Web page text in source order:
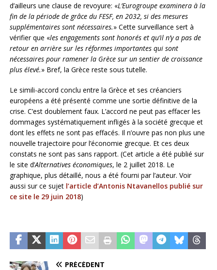
d’ailleurs une clause de revoyure: «L’Eurogroupe examinera à la
fin de la période de grâce du FESF, en 2032, si des mesures
supplémentaires sont nécessaires.» Cette surveillance sert à
vérifier que «les engagements sont honorés et qu’il n’y a pas de
retour en arrière sur les réformes importantes qui sont
nécessaires pour ramener la Grèce sur un sentier de croissance
plus élevé.» Bref, la Grèce reste sous tutelle.
Le simili-accord conclu entre la Grèce et ses créanciers
européens a été présenté comme une sortie définitive de la
crise. C’est doublement faux. L’accord ne peut pas effacer les
dommages systématiquement infligés à la société grecque et
dont les effets ne sont pas effacés. Il n’ouvre pas non plus une
nouvelle trajectoire pour l’économie grecque. Et ces deux
constats ne sont pas sans rapport. (Cet article a été publié sur
le site d’Alternatives économiques, le 2 juillet 2018. Le
graphique, plus détaillé, nous a été fourni par l’auteur. Voir
aussi sur ce sujet l’article d’Antonis Ntavanellos publié sur
ce site le 29 juin 2018)
PRÉCÉDENT